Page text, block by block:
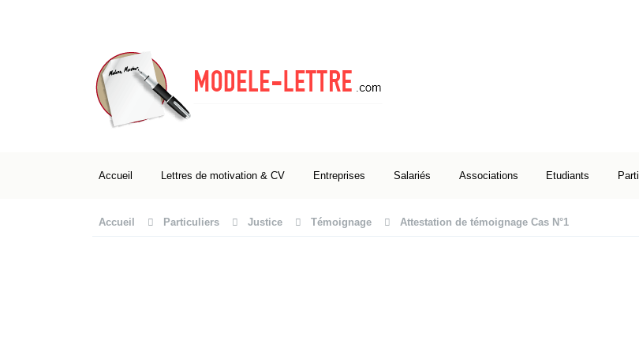
Accueil Lettres de motivation & CV Entreprises Salariés Associations Etudiants
Accueil Particuliers Justice Témoignage Attestation de témoignage Cas N°1